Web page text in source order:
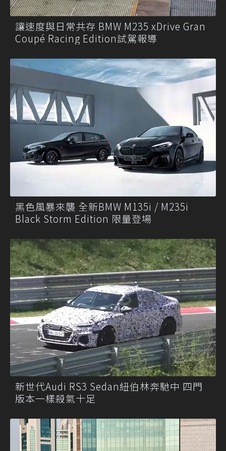
讓速度與日常共存 BMW M235 xDrive Gran
Coupé Racing Edition試駕報導
黑色風暴來襲 全新BMW M135i / M235i
Black Storm Edition 限量登場
新世代Audi RS3 Sedan紐伯林奔馳中 四門
版本一樣殺氣十足